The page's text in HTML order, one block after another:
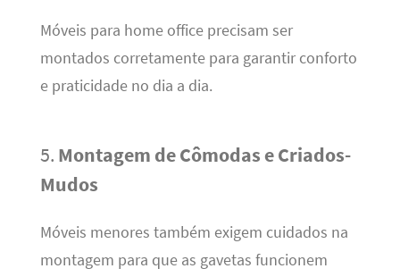
Móveis para home office precisam ser
montados corretamente para garantir conforto
e praticidade no dia a dia.
5. Montagem de Cômodas e Criados-
Mudos
Móveis menores também exigem cuidados na
montagem para que as gavetas funcionem